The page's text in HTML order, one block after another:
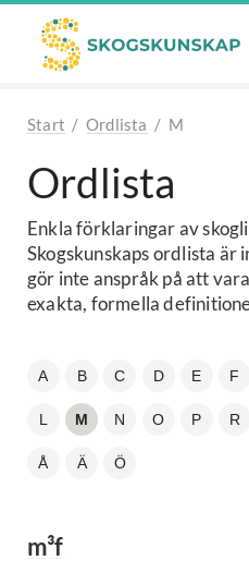
Start / Ordlista / M
Ordlista
Enkla förklaringar av
Skogskunskaps ordlista är
gör inte anspråk på att
exakta, formella
A B C D E F
L M N O P R
Å Ä Ö
m³f